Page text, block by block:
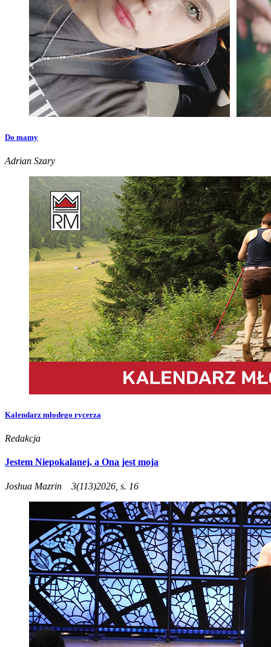
Do mamy
Adrian Szary
Kalendarz młodego rycerza
Redakcja
Jestem Niepokalanej, a Ona jest moja
Joshua Mazrin 3(113)2026, s. 16